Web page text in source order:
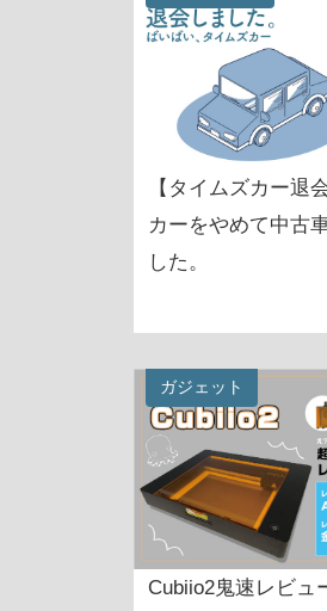
【タイムズカー退
カーをやめて中古
した。
ガジェット
Cubiio2鬼速レビュ